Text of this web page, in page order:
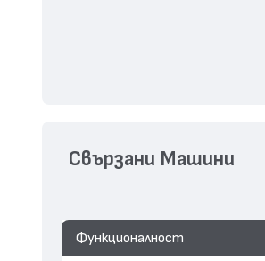
Функционалност
Свързани Машини